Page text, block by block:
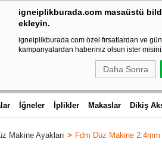
igneiplikburada.com masaüstü
ekleyin.
igneiplikburada.com özel fırsatlardan ve
kampanyalardan haberiniz olsun ister
Daha Sonra
İğneler İplikler Makaslar Dikiş
Makine Ayakları Fdm Düz Makine